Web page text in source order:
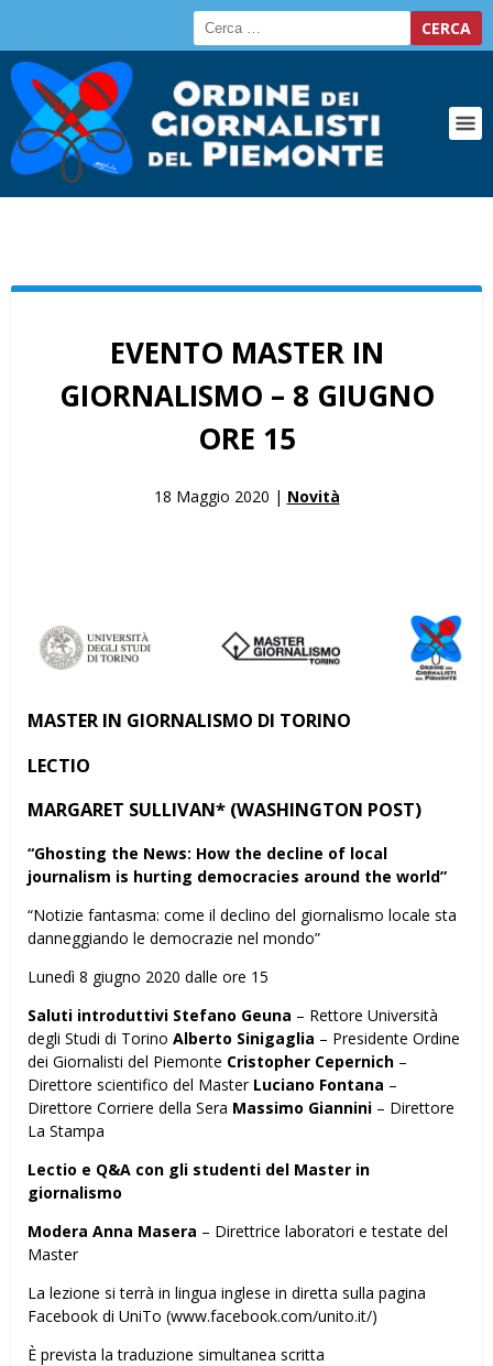
EVENTO MASTER IN
GIORNALISMO – 8 GIUGNO
ORE 15
18 Maggio 2020 | Novità
MASTER IN GIORNALISMO DI TORINO
LECTIO
MARGARET SULLIVAN* (WASHINGTON POST)
“Ghosting the News: How the decline of local
journalism is hurting democracies around the world”
“Notizie fantasma: come il declino del giornalismo locale sta
danneggiando le democrazie nel mondo”
Lunedì 8 giugno 2020 dalle ore 15
Saluti introduttivi Stefano Geuna – Rettore Università
degli Studi di Torino Alberto Sinigaglia – Presidente Ordine
dei Giornalisti del Piemonte Cristopher Cepernich –
Direttore scientifico del Master Luciano Fontana –
Direttore Corriere della Sera Massimo Giannini – Direttore
La Stampa
Lectio e Q&A con gli studenti del Master in
giornalismo
Modera Anna Masera – Direttrice laboratori e testate del
Master
La lezione si terrà in lingua inglese in diretta sulla pagina
Facebook di UniTo (www.facebook.com/unito.it/)
È prevista la traduzione simultanea scritta